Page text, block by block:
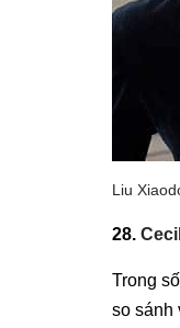
Liu
28.
Trong
so sánh